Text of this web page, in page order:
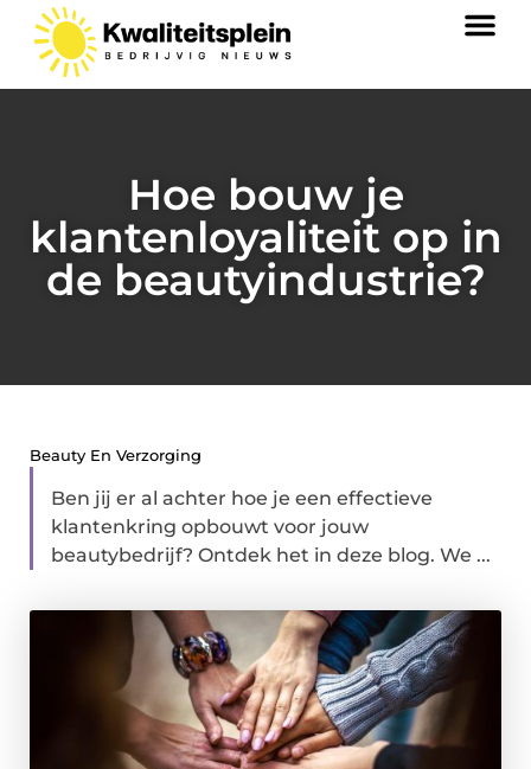
Hoe bouw je
klantenloyaliteit op in
de beautyindustrie?
Beauty En Verzorging
Ben jij er al achter hoe je een effectieve
klantenkring opbouwt voor jouw
beautybedrijf? Ontdek het in deze blog. We ...